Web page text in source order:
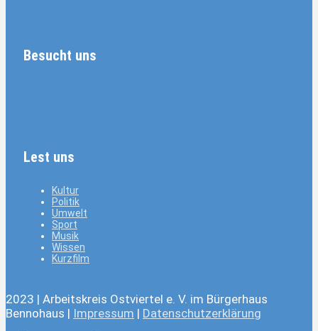
Besucht uns
Lest uns
Kultur
Politik
Umwelt
Sport
Musik
Wissen
Kurzfilm
2023 | Arbeitskreis Ostviertel e. V. im Bürgerhaus
Bennohaus | Impressum | Datenschutzerklärung